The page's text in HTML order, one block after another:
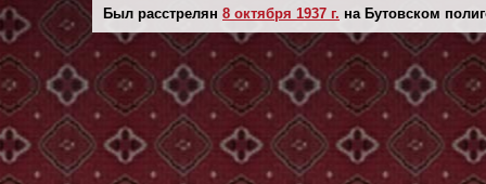
Был расстрелян 8 октября 1937 г. на Бутовском